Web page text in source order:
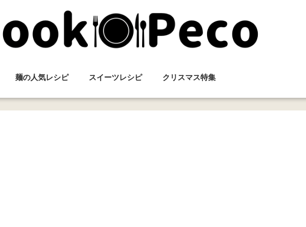
麺の人気レシピ スイーツレシピ クリスマス特集